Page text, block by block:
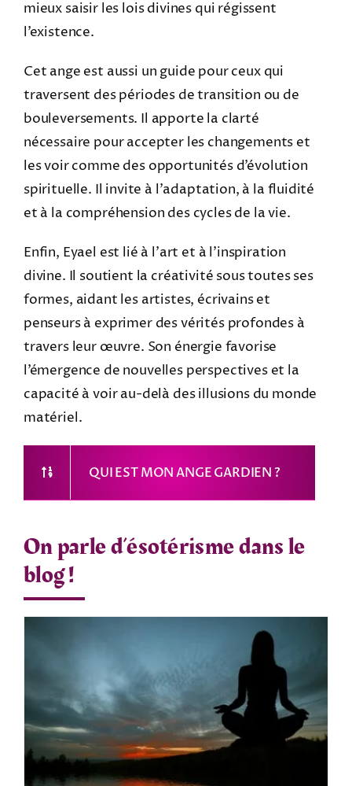
mieux saisir les lois divines qui régissent
l’existence.
Cet ange est aussi un guide pour ceux qui
traversent des périodes de transition ou de
bouleversements. Il apporte la clarté
nécessaire pour accepter les changements et
les voir comme des opportunités d’évolution
spirituelle. Il invite à l’adaptation, à la fluidité
et à la compréhension des cycles de la vie.
Enfin, Eyael est lié à l’art et à l’inspiration
divine. Il soutient la créativité sous toutes ses
formes, aidant les artistes, écrivains et
penseurs à exprimer des vérités profondes à
travers leur œuvre. Son énergie favorise
l’émergence de nouvelles perspectives et la
capacité à voir au-delà des illusions du monde
matériel.
QUI EST MON ANGE GARDIEN ?
On parle d’ésotérisme dans le
blog !